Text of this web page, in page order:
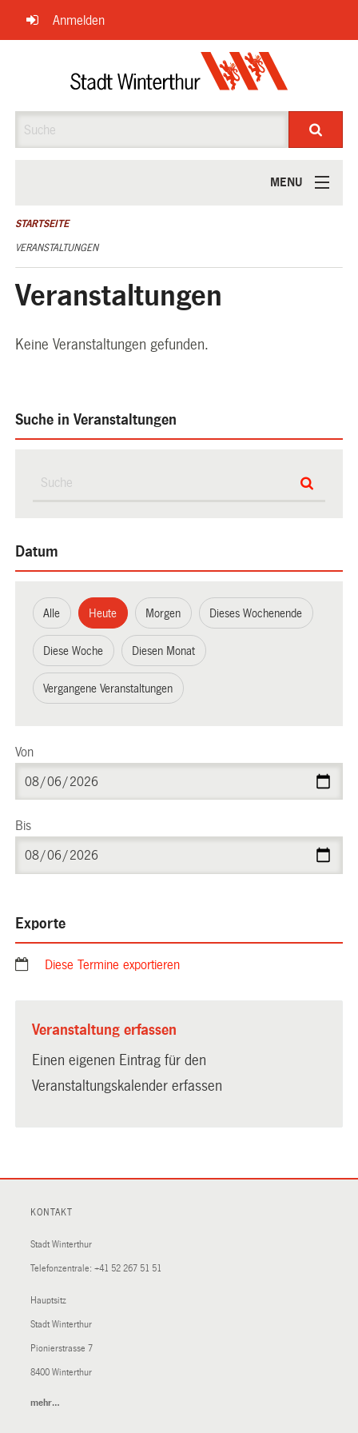
Navigation
überspringen
Anmelden
MENU
ÜBER UNS
STARTSEITE
VERANSTALTUNGEN
Veranstaltungen
Keine Veranstaltungen gefunden.
Suche in Veranstaltungen
Datum
Alle Heute Morgen Dieses Wochenende
Diese Woche Diesen Monat
Vergangene Veranstaltungen
Von
Bis
Exporte
Diese Termine exportieren
Veranstaltung erfassen
Einen eigenen Eintrag für den
Veranstaltungskalender erfassen
KONTAKT
Stadt Winterthur
Telefonzentrale: +41 52 267 51 51
Hauptsitz
Stadt Winterthur
Pionierstrasse 7
8400 Winterthur
mehr…